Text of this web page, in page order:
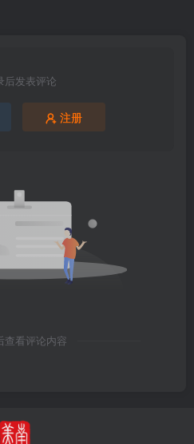
后发表评论
注册
查看评论内容